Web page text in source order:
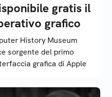
gratis il
grafico
History Museum
sorgente del primo
grafica di Apple